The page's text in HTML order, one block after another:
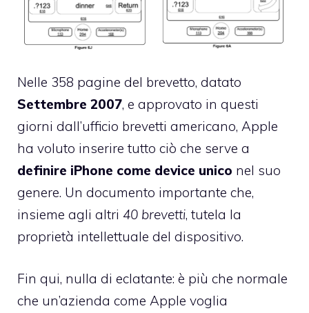
Nelle 358 pagine del brevetto, datato
Settembre 2007, e approvato in questi
giorni dall’ufficio brevetti americano, Apple
ha voluto inserire tutto ciò che serve a
definire iPhone come device unico nel suo
genere. Un documento importante che,
insieme agli altri 40 brevetti, tutela la
proprietà intellettuale del dispositivo.
Fin qui, nulla di eclatante: è più che normale
che un’azienda come Apple voglia